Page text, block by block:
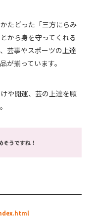
たどった「三方にらみ
から身を守ってくれる
芸事やスポーツの上達
が揃っています。
や開運、芸の上達を願
そうですね！